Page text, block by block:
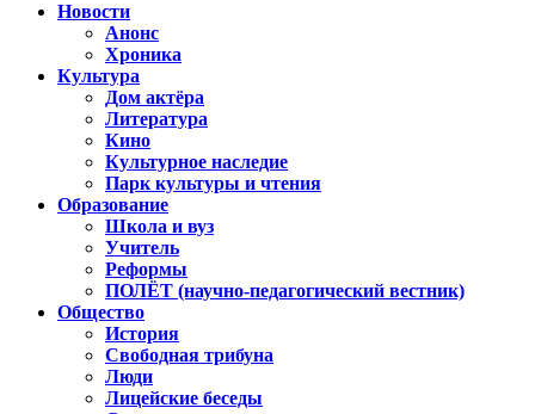
Новости
Анонс
Хроника
Культура
Дом актёра
Литература
Кино
Культурное наследие
Парк культуры и чтения
Образование
Школа и вуз
Учитель
Реформы
ПОЛЁТ (научно-педагогический вестник)
Общество
История
Свободная трибуна
Люди
Лицейские беседы